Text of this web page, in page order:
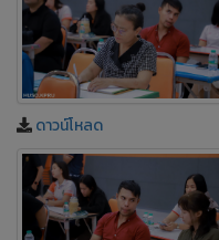
ดาวน์โหลด